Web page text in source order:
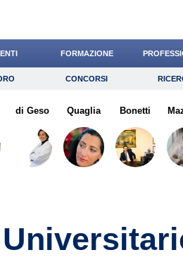
FORMAZIONE
Concorsi
Diritto
CONCORSI
di Geso Quaglia Bonetti